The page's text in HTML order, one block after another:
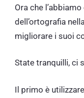
Ora che
dell’ortografia
migliorare i suoi
State tranquilli, ci
Il primo è